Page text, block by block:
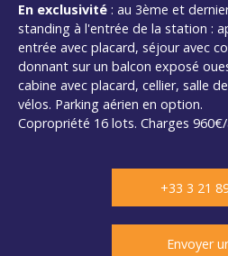
En exclusivité : au 3ème et
standing à l'entrée de la station :
entrée avec placard, séjour avec
donnant sur un balcon exposé
cabine avec placard, cellier, salle
vélos. Parking aérien en option.
Copropriété 16 lots. Charges 960€/
+33 3 21
Envoyer